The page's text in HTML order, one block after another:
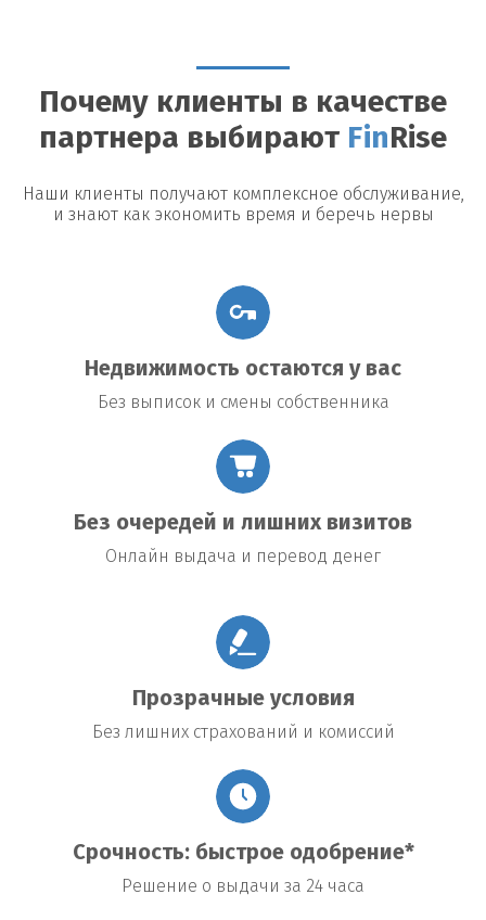
Возможные риски
Утрата недвижимости: В случае невыполнения условий
договора заемщик рискует потерять заложенное имущество.
Повышение процентной ставки:В некоторых договорах
предусмотрено повышение процентной ставки в случае
изменения общих экономических условий.
Почему клиенты в качестве
партнера выбирают Fin Rise
Наши клиенты получают комплексное обслуживание,
и знают как экономить время и беречь нервы
Недвижимость остаются у вас
Без выписок и смены собственника
Без очередей и лишних визитов
Онлайн выдача и перевод денег
Прозрачные условия
Без лишних страхований и комиссий
Срочность: быстрое одобрение*
Решение о выдачи за 24 часа